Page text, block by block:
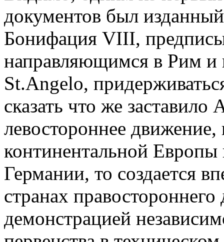
документов был
Бонифация VIII,
направляющимся в Рим
St.Angelo,
сказать что же заставило
левостороннее движение,
континентальной
Германии, то создается
странах
демонстрацией